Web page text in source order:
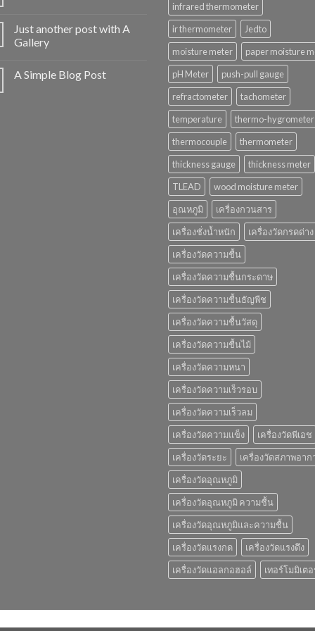
Just another post with A
Gallery
A Simple Blog Post
infrared thermometer
ir thermometer
Jedto
moisture meter
paper moisture
pH Meter
push-pull gauge
refractometer
tachometer
temperature
thermo-hygrometer
thermocouple
thermometer
thickness gauge
thickness meter
TLEAD
wood moisture meter
อุณหภูมิ
เครื่องกวนสาร
เครื่องชั่งน้ำหนัก
เครื่องวัดกรดด่าง
เครื่องวัดความชื้น
เครื่องวัดความชื้นกระดาษ
เครื่องวัดความชื้นธัญพืช
เครื่องวัดความชื้นวัสดุ
เครื่องวัดความชื้นไม้
เครื่องวัดความหนา
เครื่องวัดความเร็วรอบ
เครื่องวัดความเร็วลม
เครื่องวัดความแข็ง
เครื่องวัดพีเอช
เครื่องวัดระยะ
เครื่องวัดสภาพอาก
เครื่องวัดอุณหภูมิ
เครื่องวัดอุณหภูมิ ความชื้น
เครื่องวัดอุณหภูมิและความชื้น
เครื่องวัดแรงกด
เครื่องวัดแรงดึง
เครื่องวัดแอลกอฮอล์
เทอร์โมมิเต